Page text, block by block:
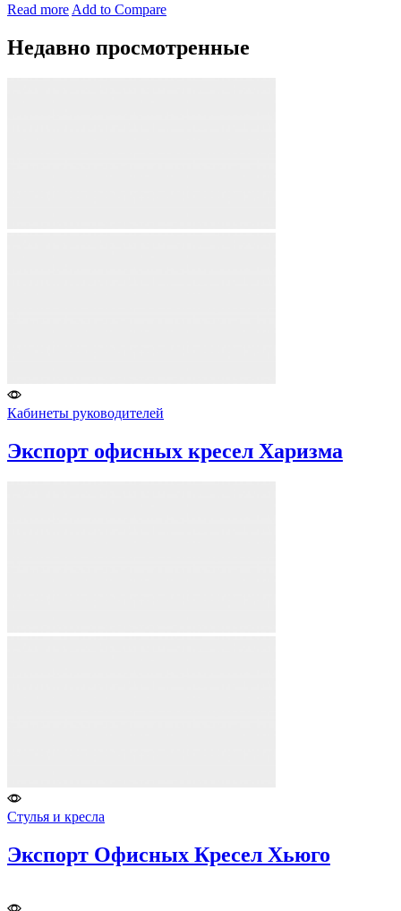
Read more Add to Compare
Недавно просмотренные​
Кабинеты руководителей
Экспорт офисных кресел Харизма
Стулья и кресла
Экспорт Офисных Кресел Хьюго